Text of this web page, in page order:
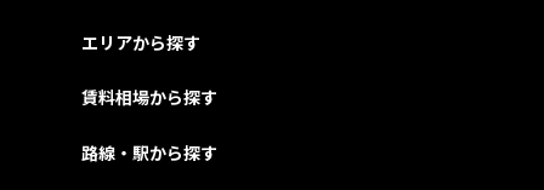
エリアから探す
賃料相場から探す
路線・駅から探す